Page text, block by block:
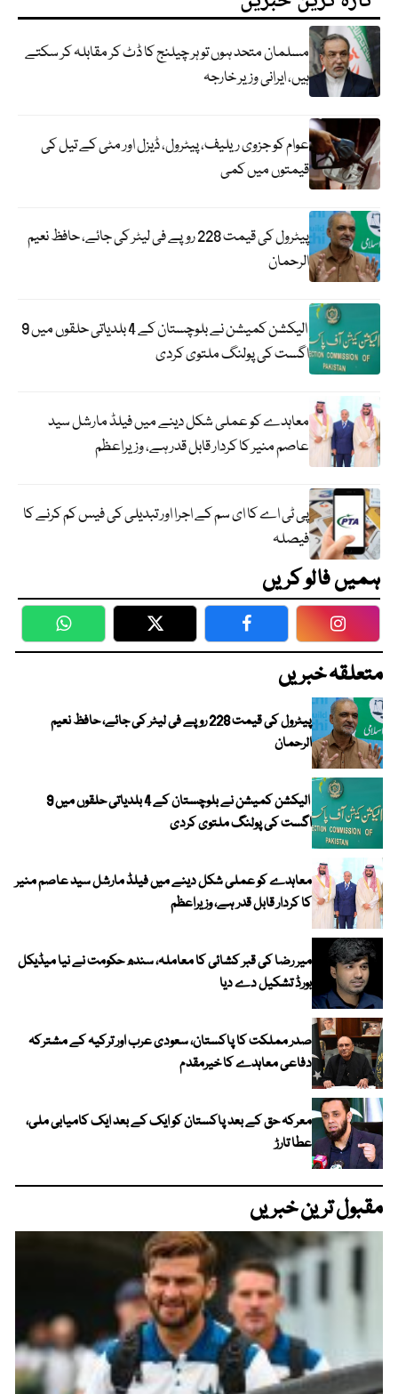
مسلمان متحد ہوں تو ہر چیلنج کا ڈٹ کر مقابلہ کر سکتے
ہیں، ایرانی وزیر خارجہ
عوام کو جزوی ریلیف، پیٹرول، ڈیزل اور مٹی کے تیل کی
قیمتوں میں کمی
پیٹرول کی قیمت 228 روپے فی لیٹر کی جائے، حافظ نعیم
الرحمان
الیکشن کمیشن نے بلوچستان کے 4 بلدیاتی حلقوں میں 9
اگست کی پولنگ ملتوی کردی
معاہدے کو عملی شکل دینے میں فیلڈ مارشل سید
عاصم منیر کا کردار قابل قدر ہے، وزیراعظم
پی ٹی اے کا ای سم کے اجرا اور تبدیلی کی فیس کم کرنے کا
فیصلہ
ہمیں فالو کریں
WhatsApp Twitter Facebook
متعلقہ خبریں
پیٹرول کی قیمت 228 روپے فی لیٹر کی جائے، حافظ نعیم
الرحمان
الیکشن کمیشن نے بلوچستان کے 4 بلدیاتی حلقوں میں 9
اگست کی پولنگ ملتوی کردی
معاہدے کو عملی شکل دینے میں فیلڈ مارشل سید عاصم منیر
کا کردار قابل قدر ہے، وزیراعظم
میر رضا کی قبر کشائی کا معاملہ، سندھ حکومت نے نیا میڈیکل
بورڈ تشکیل دے دیا
صدر مملکت کا پاکستان، سعودی عرب اور ترکیہ کے مشترکہ
دفاعی معاہدے کا خیرمقدم
معرکہ حق کے بعد پاکستان کو ایک کے بعد ایک کامیابی ملی،
عطا تارڑ
مقبول ترین خبریں